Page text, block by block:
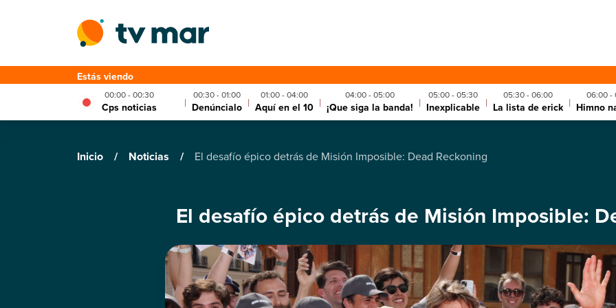
Estás viendo
00:00 - 00:30
Cps noticias | 00:30 - 01:00
Denúncialo | 01:00 - 04:00
Aquí en el 10 | 04:00 - 05:00
¡Que siga la banda! | 05:00 - 05:30
Inexplicable | 05:30 - 06:00
La lista de erick | 06:00 -
Himno
Inicio / Noticias / El desafío épico detrás de Misión Imposible: Dead Reckoning
El desafío épico detrás de Misión Imposible: